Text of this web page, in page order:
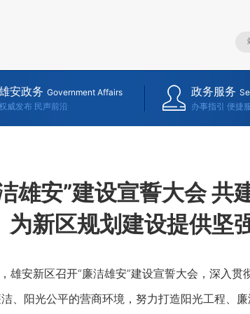
安政务 Government Affairs
威发布 民声前沿
政务服务
办事指引 便捷
雄安”建设宣誓大会 共
为新区规划建设提供坚
安新区召开“廉洁雄安”建设宣誓大会，深入贯
、阳光公平的营商环境，努力打造阳光工程、